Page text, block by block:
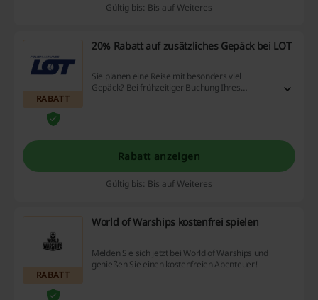
Gültig bis: Bis auf Weiteres
RABATT
20% Rabatt auf zusätzliches Gepäck bei LOT
Sie planen eine Reise mit besonders viel
Gepäck? Bei frühzeitiger Buchung Ihres
Rabatt anzeigen
Gültig bis: Bis auf Weiteres
RABATT
World of Warships kostenfrei spielen
Melden Sie sich jetzt bei World of Warships und
genießen Sie einen kostenfreien Abenteuer!